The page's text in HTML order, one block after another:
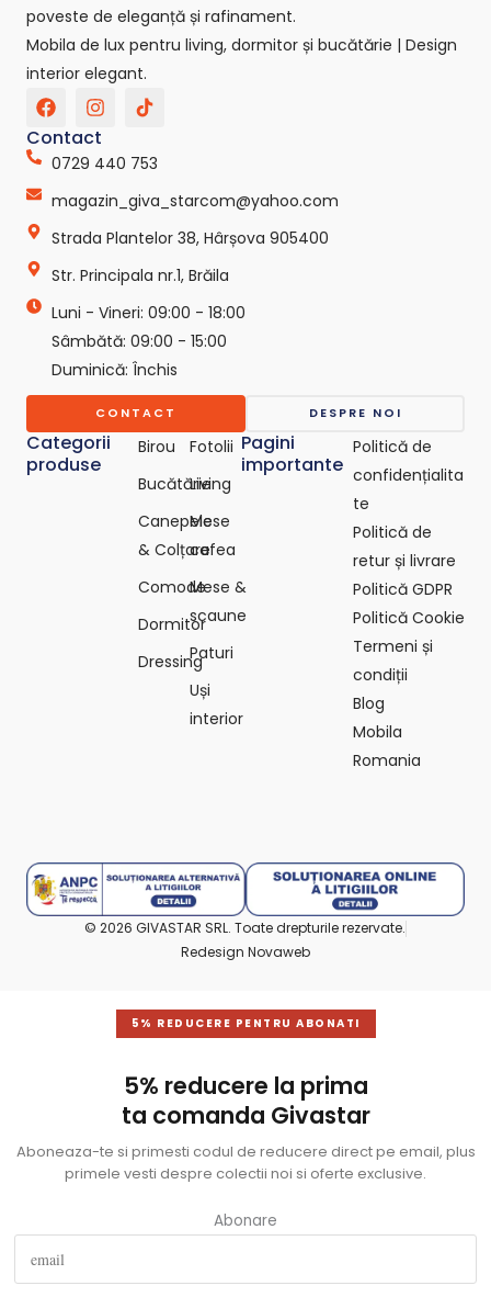
poveste de eleganță și rafinament.
Mobila de lux pentru living, dormitor și bucătărie | Design
interior elegant.
F
a
c
e
b
o
o
k
I
n
s
t
a
g
r
a
T
i
t
o
k
-
s
g
e
p
o
-
c
o
m
Categorii
produse
Birou
Bucătărie
Canepele
& Colțare
Comode
Dormitor
Dressing
Fotolii
Living
Mese
cafea
Mese &
scaune
Paturi
Uși
interior
Pagini
importante
Politică de
confidențialita
te
Politică de
retur și livrare
Politică GDPR
Politică Cookie
Termeni și
condiții
Blog
Mobila
Romania
Contact
0729 440 753
magazin_giva_starcom@yahoo.com
Strada Plantelor 38, Hârșova 905400
Str. Principala nr.1, Brăila
Luni - Vineri: 09:00 - 18:00
Sâmbătă: 09:00 - 15:00
Duminică: Închis
CONTACT DESPRE NOI
© 2026 GIVASTAR SRL. Toate drepturile rezervate.
Redesign Novaweb
5% REDUCERE PENTRU ABONATI
5% reducere la prima
ta comanda Givastar
Aboneaza-te si primesti codul de reducere direct pe email, plus
primele vesti despre colectii noi si oferte exclusive.
Abonare